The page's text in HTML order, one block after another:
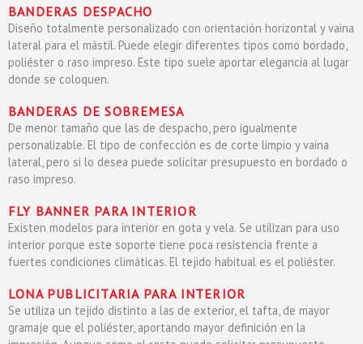
BANDERAS DESPACHO
Diseño totalmente personalizado con orientación horizontal y vaina
lateral para el mástil. Puede elegir diferentes tipos como bordado,
poliéster o raso impreso. Este tipo suele aportar elegancia al lugar
donde se coloquen.
BANDERAS DE SOBREMESA
De menor tamaño que las de despacho, pero igualmente
personalizable. El tipo de confección es de corte limpio y vaina
lateral, pero si lo desea puede solicitar presupuesto en bordado o
raso impreso.
FLY BANNER PARA INTERIOR
Existen modelos para interior en gota y vela. Se utilizan para uso
interior porque este soporte tiene poca resistencia frente a
fuertes condiciones climáticas. El tejido habitual es el poliéster.
LONA PUBLICITARIA PARA INTERIOR
Se utiliza un tejido distinto a las de exterior, el tafta, de mayor
gramaje que el poliéster, aportando mayor definición en la